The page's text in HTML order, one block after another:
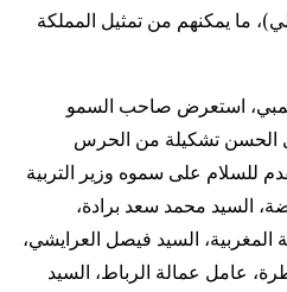
ما يمكنهم من تمثيل المملكة
استعرض صاحب السمو
الحسن تشكيلة من الحرس
للسلام على سموه وزير التربية
السيد محمد سعد برادة،
المغربية، السيد فيصل العرايشي،
عامل عمالة الرباط، السيد